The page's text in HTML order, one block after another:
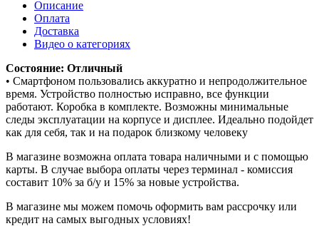
Описание
Оплата
Доставка
Видео о категориях
Состояние: Отличный
• Смартфоном пользовались аккуратно и непродолжительное
время. Устройство полностью исправно, все функции
работают. Коробка в комплекте. Возможны минимальные
следы эксплуатации на корпусе и дисплее. Идеально подойдет
как для себя, так и на подарок близкому человеку
В магазине возможна оплата товара наличными и с помощью
карты. В случае выбора оплаты через терминал - комиссия
составит 10% за б/у и 15% за новые устройства.
В магазине мы можем помочь оформить вам рассрочку или
кредит на самых выгодных условиях!